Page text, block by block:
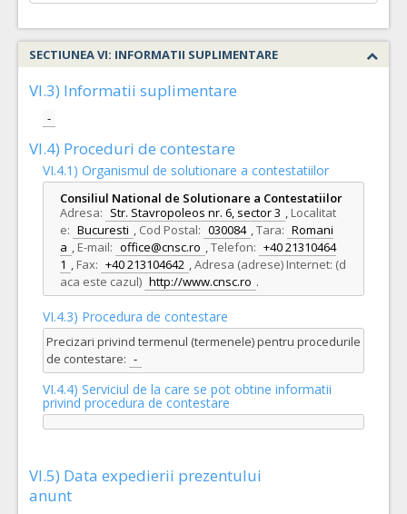
SECTIUNEA VI: INFORMATII SUPLIMENTARE
VI.3) Informatii suplimentare
-
VI.4) Proceduri de contestare
VI.4.1) Organismul de solutionare a contestatiilor
Consiliul National de Solutionare a Contestatiilor
Adresa: Str. Stavropoleos nr. 6, sector 3 , Localitat
e: Bucuresti , Cod Postal: 030084 ,Tara: Romani
a , E-mail: office@cnsc.ro ,Telefon: +40 21310464
1 , Fax: +40 213104642 ,Adresa (adrese) Internet: (d
aca este cazul) http://www.cnsc.ro .
VI.4.3) Procedura de contestare
Precizari privind termenul (termenele) pentru procedurile
de contestare: -
VI.4.4) Serviciul de la care se pot obtine informatii
privind procedura de contestare
VI.5) Data expedierii prezentului
anunt